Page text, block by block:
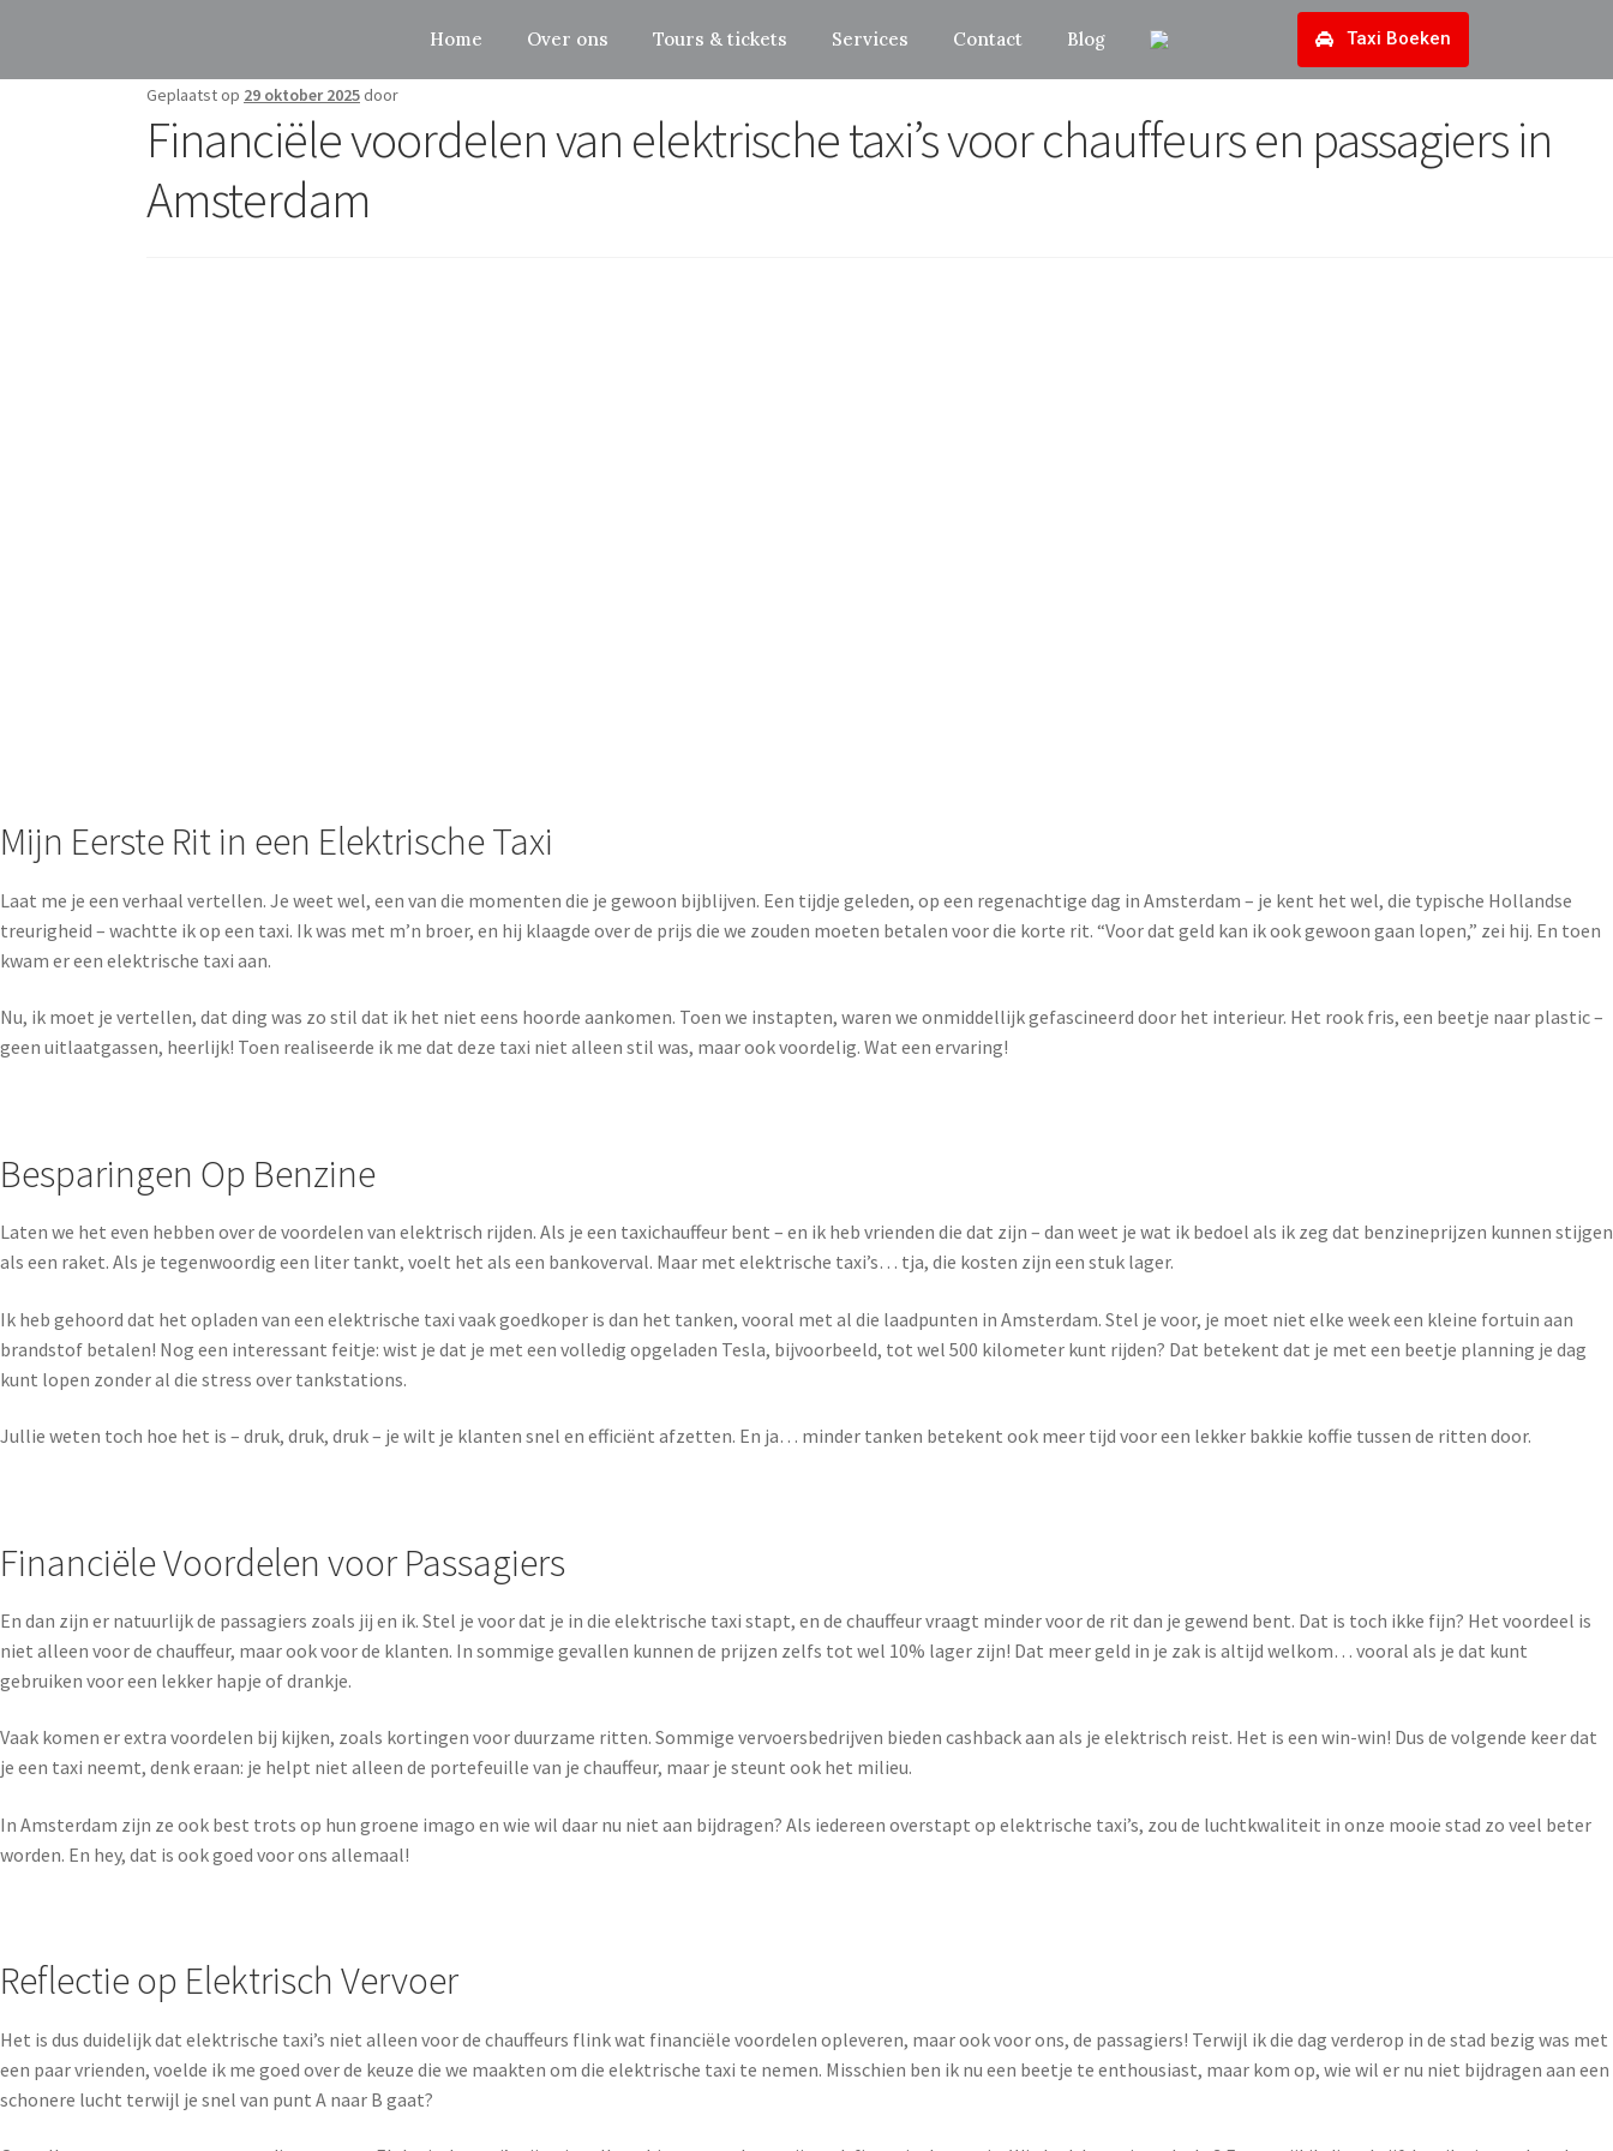
Home Over ons Tours & tickets Services Contact Blog Taxi Boeken
Geplaatst op 29 oktober 2025 door
Financiële voordelen van elektrische taxi’s voor chauffeurs en passagiers in
Amsterdam
Mijn Eerste Rit in een Elektrische Taxi
Laat me je een verhaal vertellen. Je weet wel, een van die momenten die je gewoon bijblijven. Een tijdje geleden, op een regenachtige dag in Amsterdam – je kent het wel, die typische Hollandse
treurigheid – wachtte ik op een taxi. Ik was met m’n broer, en hij klaagde over de prijs die we zouden moeten betalen voor die korte rit. “Voor dat geld kan ik ook gewoon gaan lopen,” zei hij. En toen
kwam er een elektrische taxi aan.
Nu, ik moet je vertellen, dat ding was zo stil dat ik het niet eens hoorde aankomen. Toen we instapten, waren we onmiddellijk gefascineerd door het interieur. Het rook fris, een beetje naar plastic –
geen uitlaatgassen, heerlijk! Toen realiseerde ik me dat deze taxi niet alleen stil was, maar ook voordelig. Wat een ervaring!
Besparingen Op Benzine
Laten we het even hebben over de voordelen van elektrisch rijden. Als je een taxichauffeur bent – en ik heb vrienden die dat zijn – dan weet je wat ik bedoel als ik zeg dat benzineprijzen kunnen stijgen
als een raket. Als je tegenwoordig een liter tankt, voelt het als een bankoverval. Maar met elektrische taxi’s… tja, die kosten zijn een stuk lager.
Ik heb gehoord dat het opladen van een elektrische taxi vaak goedkoper is dan het tanken, vooral met al die laadpunten in Amsterdam. Stel je voor, je moet niet elke week een kleine fortuin aan
brandstof betalen! Nog een interessant feitje: wist je dat je met een volledig opgeladen Tesla, bijvoorbeeld, tot wel 500 kilometer kunt rijden? Dat betekent dat je met een beetje planning je dag
kunt lopen zonder al die stress over tankstations.
Jullie weten toch hoe het is – druk, druk, druk – je wilt je klanten snel en efficiënt afzetten. En ja… minder tanken betekent ook meer tijd voor een lekker bakkie koffie tussen de ritten door.
Financiële Voordelen voor Passagiers
En dan zijn er natuurlijk de passagiers zoals jij en ik. Stel je voor dat je in die elektrische taxi stapt, en de chauffeur vraagt minder voor de rit dan je gewend bent. Dat is toch ikke fijn? Het voordeel is
niet alleen voor de chauffeur, maar ook voor de klanten. In sommige gevallen kunnen de prijzen zelfs tot wel 10% lager zijn! Dat meer geld in je zak is altijd welkom… vooral als je dat kunt
gebruiken voor een lekker hapje of drankje.
Vaak komen er extra voordelen bij kijken, zoals kortingen voor duurzame ritten. Sommige vervoersbedrijven bieden cashback aan als je elektrisch reist. Het is een win-win! Dus de volgende keer dat
je een taxi neemt, denk eraan: je helpt niet alleen de portefeuille van je chauffeur, maar je steunt ook het milieu.
In Amsterdam zijn ze ook best trots op hun groene imago en wie wil daar nu niet aan bijdragen? Als iedereen overstapt op elektrische taxi’s, zou de luchtkwaliteit in onze mooie stad zo veel beter
worden. En hey, dat is ook goed voor ons allemaal!
Reflectie op Elektrisch Vervoer
Het is dus duidelijk dat elektrische taxi’s niet alleen voor de chauffeurs flink wat financiële voordelen opleveren, maar ook voor ons, de passagiers! Terwijl ik die dag verderop in de stad bezig was met
een paar vrienden, voelde ik me goed over de keuze die we maakten om die elektrische taxi te nemen. Misschien ben ik nu een beetje te enthousiast, maar kom op, wie wil er nu niet bijdragen aan een
schonere lucht terwijl je snel van punt A naar B gaat?